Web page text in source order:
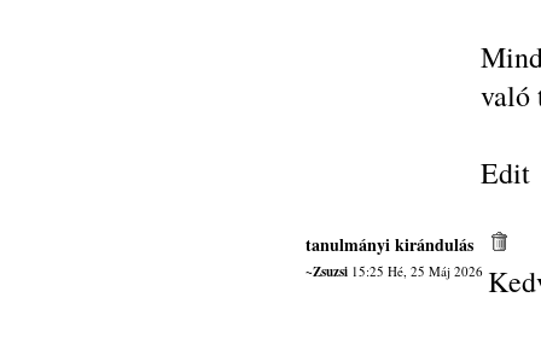
való
Edit
tanulmányi kirándulás
~Zsuzsi15:25 Hé, 25 Máj 2026